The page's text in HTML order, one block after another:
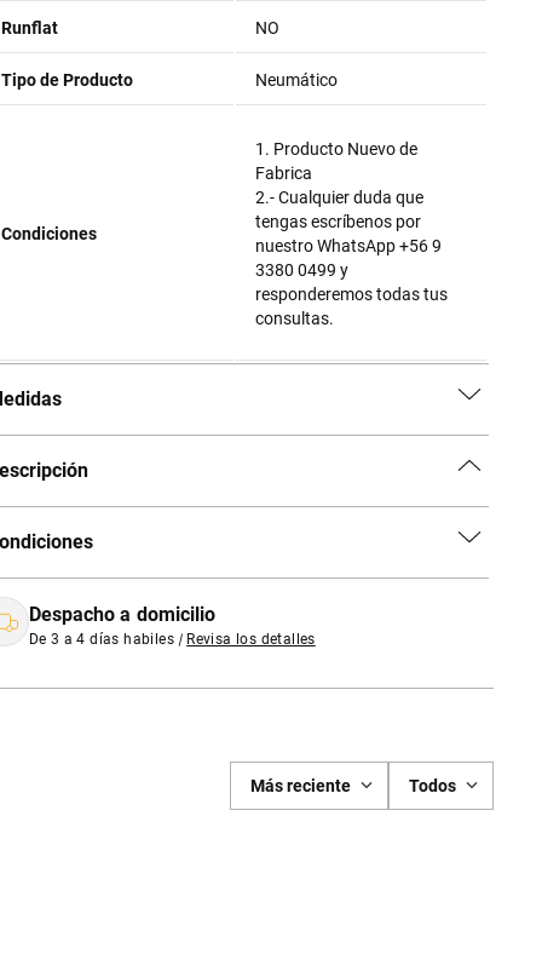
Runflat NO
Tipo de Producto Neumático
Condiciones
1. Producto Nuevo de
Fabrica
2.- Cualquier duda que
tengas escríbenos por
nuestro WhatsApp +56 9
3380 0499 y
responderemos todas tus
consultas.
Despacho a domicilio
De 3 a 4 días habiles | Revisa los detalles
Más reciente Todos